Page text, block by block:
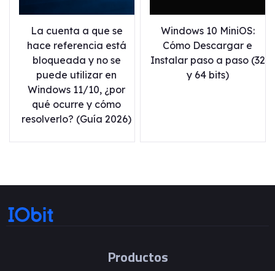
La cuenta a que se
hace referencia está
bloqueada y no se
puede utilizar en
Windows 11/10, ¿por
qué ocurre y cómo
resolverlo? (Guía 2026)
Windows 10 MiniOS:
Cómo Descargar e
Instalar paso a paso (32
y 64 bits)
Productos